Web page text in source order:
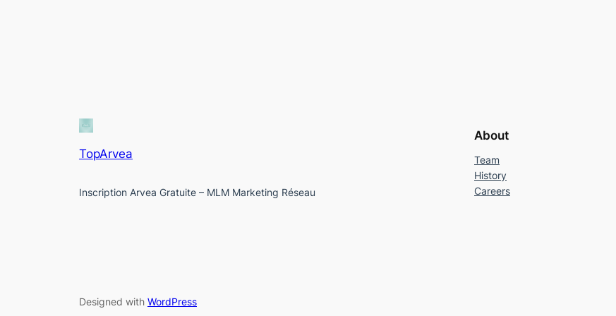
TopArvea
Inscription Arvea Gratuite – MLM Marketing Réseau
About
Team
History
Careers
Designed with WordPress